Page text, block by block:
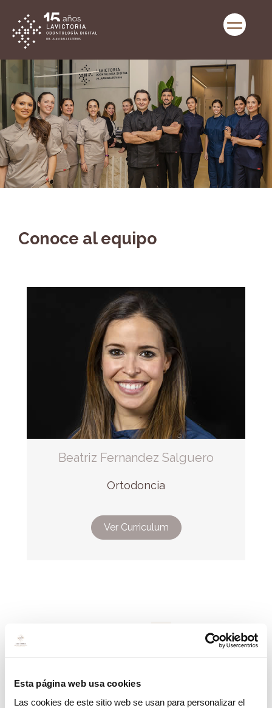
Esta página web usa cookies
Las cookies de este sitio web se usan para personalizar el
Conoce al equipo
Beatriz Fernandez Salguero
Ortodoncia
Ver Curriculum